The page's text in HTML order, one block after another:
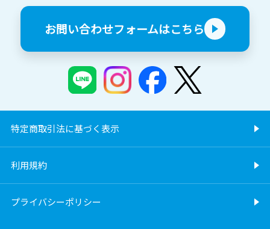
お問い合わせフォームはこちら
特定商取引法に基づく表示
利用規約
プライバシーポリシー